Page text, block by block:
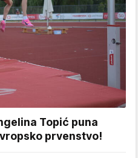
Topić puna
prvenstvo!